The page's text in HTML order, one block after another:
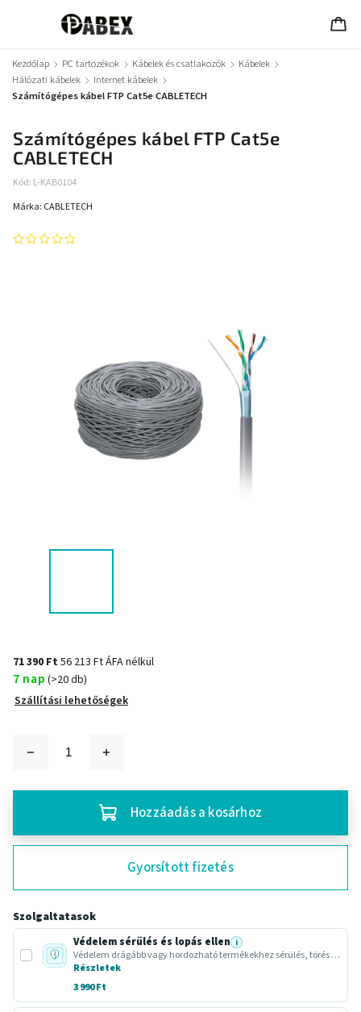
Kezdőlap / PC tartozékok / Kábelek és csatlakozók / Kábelek /
Hálózati kábelek / Internet kábelek /
Számítógépes kábel FTP Cat5e CABLETECH
Számítógépes kábel FTP Cat5e
CABLETECH
Kód: L-KAB0104
Márka: CABLETECH
71 390 Ft56 213 Ft ÁFA nélkül
7 nap (>20 db)
Szállítási lehetőségek
Hozzáadás a kosárhoz
Gyorsított fizetés
Szolgaltatasok
Védelem sérülés és lopás ellen i
Védelem drágább vagy hordozható termékekhez sérülés, törés vagy lopás esetére.
Részletek
3 990 Ft